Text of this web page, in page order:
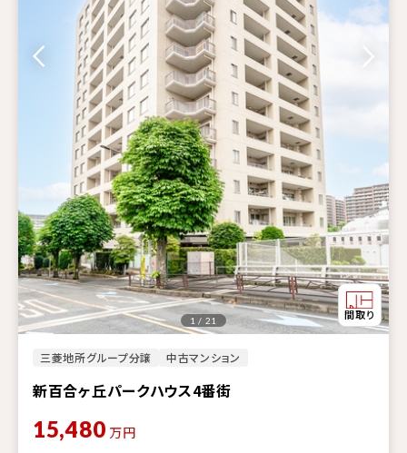
三菱地所グループ分譲 中古マンション
新百合ヶ丘パークハウス4番街
1 / 21
15,480 万円